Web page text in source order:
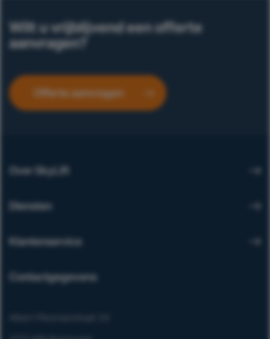
Wilt u vrijblijvend een offerte
aanvragen?
Offerte aanvragen
Over SkyLift
Diensten
Klantenservice
Contactgegevens